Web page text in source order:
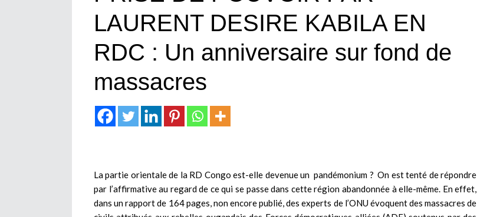
LAURENT DESIRE KABILA EN
RDC : Un anniversaire sur fond de
massacres
La partie orientale de la RD Congo est-elle devenue un pandémonium ? On est tenté de répondre
par l’affirmative au regard de ce qui se passe dans cette région abandonnée à elle-même. En effet,
dans un rapport de 164 pages, non encore publié, des experts de l’ONU évoquent des massacres de